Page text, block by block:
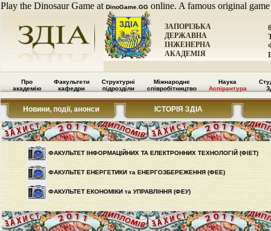
Play the Dinosaur Game at DinoGame.GG online. A famous original
ЗАПОРІЗЬКА
ДЕРЖАВНА
ІНЖЕНЕРНА
АКАДЕМІЯ
Про
академію
Факультети
кафедри
Структурні
підрозділи
Міжнародне
співробітництво
Наука
Аспірантура
Новини, події, анонси ІСТОРІЯ ЗДІА
ФАКУЛЬТЕТ ІНФОРМАЦIЙНИХ ТА ЕЛЕКТРОННИХ ТЕХНОЛОГIЙ (ФІЕТ)
ФАКУЛЬТЕТ ЕНЕРГЕТИКИ та ЕНЕРГОЗБЕРЕЖЕННЯ (ФЕЕ)
ФАКУЛЬТЕТ ЕКОНОМІКИ та УПРАВЛІННЯ (ФЕУ)